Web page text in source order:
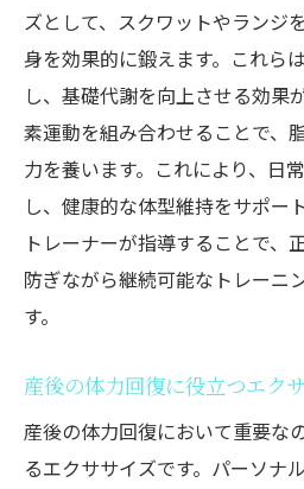
ズとして、スクワットやランジ
身を効果的に鍛えます。これら
し、基礎代謝を向上させる効果
素運動を組み合わせることで、
力を養います。これにより、日
し、健康的な体型維持をサポー
トレーナーが指導することで、
防ぎながら継続可能なトレーニ
す。
産後の体力回復に役立つエク
産後の体力回復において重要な
るエクササイズです。パーソナ